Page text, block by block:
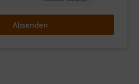
Absenden